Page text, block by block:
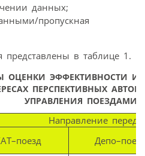
данных;
пропускная
представлены в таблице 1.
ОЦЕНКИ ЭФФЕКТИВНОСТИ
ПЕРСПЕКТИВНЫХ
УПРАВЛЕНИЯ ПОЕЗДАМИ
Направление